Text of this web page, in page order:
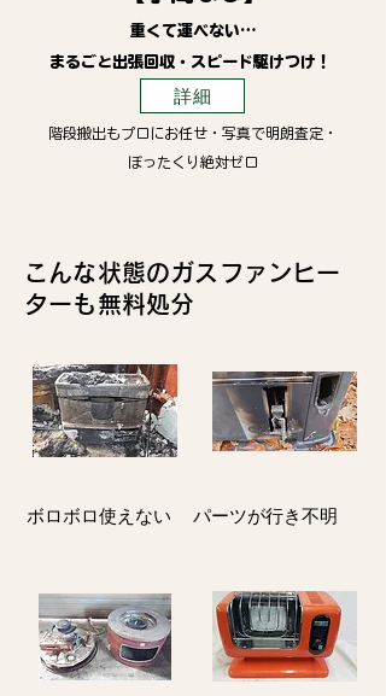
重くて運べない…
まるごと出張回収・スピード駆けつけ！
詳細
階段搬出もプロにお任せ・写真で明朗査定・
ぼったくり絶対ゼロ
こんな状態のガスファンヒー
ターも無料処分
ボロボロ使えない パーツが行き不明